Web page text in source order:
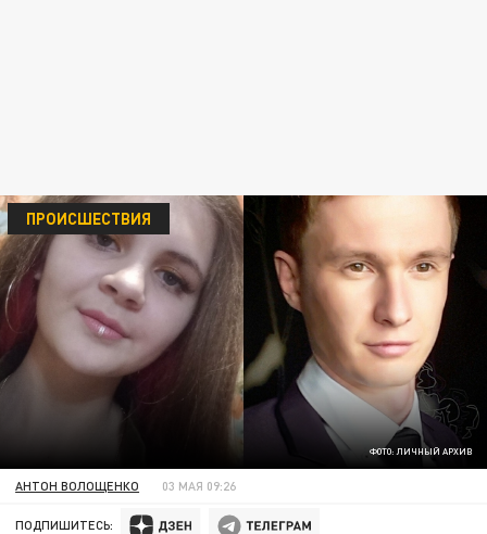
ФОТО: ЛИЧНЫЙ АРХИВ
ПРОИСШЕСТВИЯ
АНТОН ВОЛОЩЕНКО 03 МАЯ 09:26
ПОДПИШИТЕСЬ: